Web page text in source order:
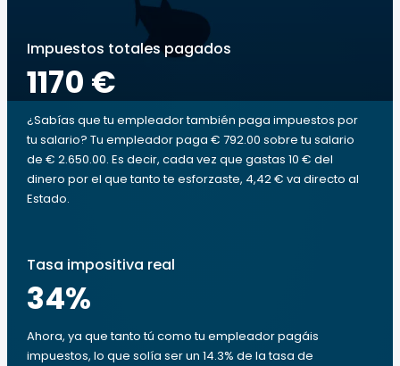
Impuestos totales pagados
1170 €
¿Sabías que tu empleador también paga impuestos por
tu salario? Tu empleador paga € 792.00 sobre tu salario
de € 2.650.00. Es decir, cada vez que gastas 10 € del
dinero por el que tanto te esforzaste, 4,42 € va directo al
Estado.
Tasa impositiva real
34%
Ahora, ya que tanto tú como tu empleador pagáis
impuestos, lo que solía ser un 14.3% de la tasa de